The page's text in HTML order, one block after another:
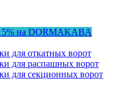
5% на DORMAKABA
для откатных ворот
для распашных ворот
для секционных ворот